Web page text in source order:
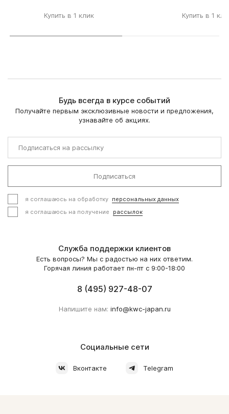
Купить в 1 клик Купить в 1
Будь всегда в курсе событий
Получайте первым эксклюзивные новости и предложения,
узнавайте об акциях.
Подписаться
я соглашаюсь на обработку персональных данных
я соглашаюсь на получение
рассылок
Служба поддержки клиентов
Есть вопросы? Мы с радостью на них ответим.
Горячая линия работает пн-пт с 9:00-18:00
8 (495) 927-48-07
Напишите нам: info@kwc-japan.ru
Социальные сети
Вконтакте Telegram